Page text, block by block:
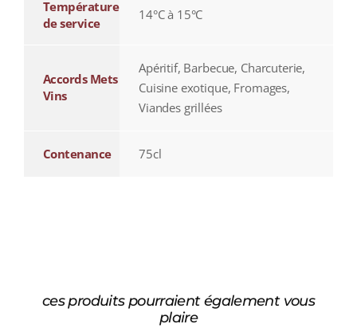
Température
de service
14°C à 15°C
Accords Mets
Vins
Apéritif, Barbecue, Charcuterie,
Cuisine exotique, Fromages,
Viandes grillées
Contenance 75cl
ces produits pourraient également vous
plaire